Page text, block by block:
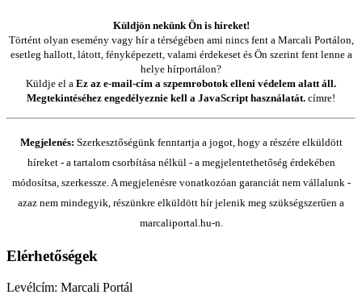
Küldjön nekünk Ön is híreket!
Történt olyan esemény vagy hír a térségében ami nincs fent a Marcali Portálon,
esetleg hallott, látott, fényképezett, valami érdekeset és Ön szerint fent lenne a
helye hírportálon?
Küldje el a Ez az e-mail-cím a szpemrobotok elleni védelem alatt áll.
Megtekintéséhez engedélyeznie kell a JavaScript használatát. címre!
Megjelenés: Szerkesztőségünk fenntartja a jogot, hogy a részére elküldött
híreket - a tartalom csorbítása nélkül - a megjelentethetőség érdekében
módosítsa, szerkessze. A megjelenésre vonatkozóan garanciát nem vállalunk -
azaz nem mindegyik, részünkre elküldött hír jelenik meg szükségszerűen a
marcaliportal.hu-n.
Elérhetőségek
Levélcím: Marcali Portál